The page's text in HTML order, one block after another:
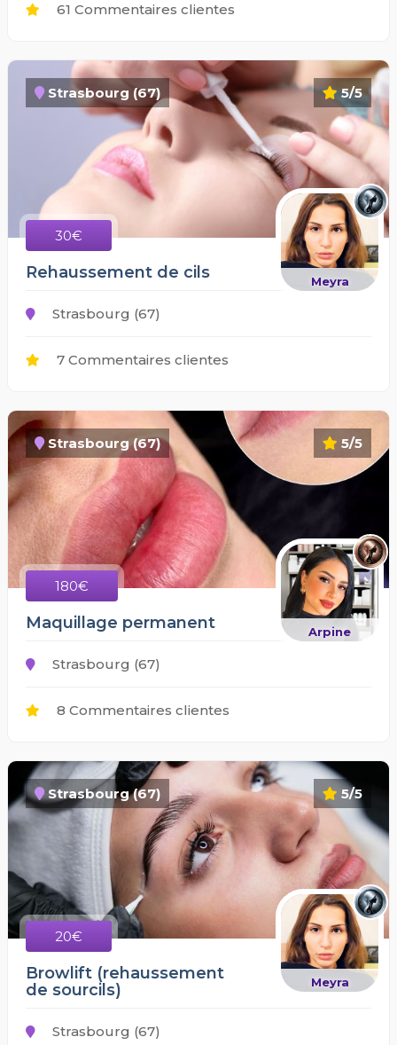
61 Commentaires clientes
5/5
Strasbourg (67)
30€
Meyra
Rehaussement de cils
Strasbourg (67)
7 Commentaires clientes
5/5
Strasbourg (67)
180€
Arpine
Maquillage permanent
Strasbourg (67)
8 Commentaires clientes
5/5
Strasbourg (67)
20€
Meyra
Browlift (rehaussement
de sourcils)
Strasbourg (67)